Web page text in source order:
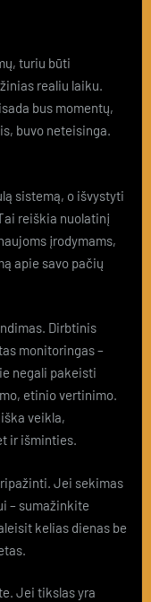
turiu būti
realiu laiku.
bus momentų,
buvo neteisinga.
sistemą, o išvystyti
reiškia nuolatinį
įrodymams,
apie savo pačių
Dirbtinis
monitoringas –
negali pakeisti
etinio vertinimo.
veikla,
ir išminties.
Jei sekimas
– sumažinkite
kelias dienas be
Jei tikslas yra